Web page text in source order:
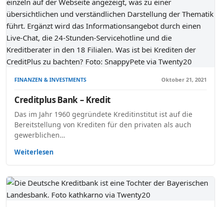
FINANZEN & INVESTMENTS Oktober 21, 2021
Creditplus Bank – Kredit
Das im Jahr 1960 gegründete Kreditinstitut ist auf die
Bereitstellung von Krediten für den privaten als auch
gewerblichen…
Weiterlesen